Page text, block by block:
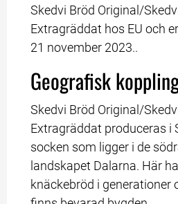
Skedvi Bröd Original/
Extragräddat hos EU och
21 november 2023..
Geografisk
Skedvi Bröd Original/
Extragräddat produceras i
socken som ligger i de
landskapet Dalarna. Här
knäckebröd i generationer